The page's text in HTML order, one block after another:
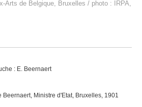
Arts de Belgique, Bruxelles / photo : IRPA,
: E. Beernaert
Beernaert, Ministre d'Etat, Bruxelles, 1901